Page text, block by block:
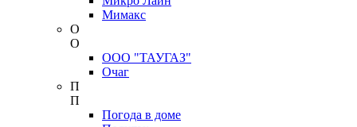
Мимакс
О
О
ООО "ТАУГАЗ"
Очаг
П
П
Погода в доме